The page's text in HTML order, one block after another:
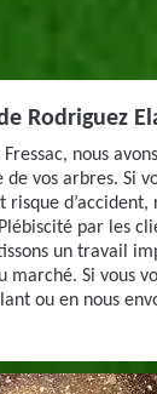
Rodriguez
nous
vos arbres. Si
d’accident,
par les
un travail
marché. Si vous
ou en nous